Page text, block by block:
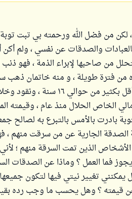
لكن من فضل الله ورحمته بي تبت
والصدقات عن نفسي ، ولم
من صاحبها لإبراء الذمة ، فهو
من فترة طويلة ، و منه خاتمان ذهب
بادرت بالأمس بالتبرع به لصالح
الصدقة الجارية عن من سرقت منهم ،
الذين تمت السرقة منهم ؛
فما العمل ؟ وماذا عن الصدقات
يمكنني تغيير نيتي فيها لتكون
قيمته ؟ وهل يحسب ما وجب رده